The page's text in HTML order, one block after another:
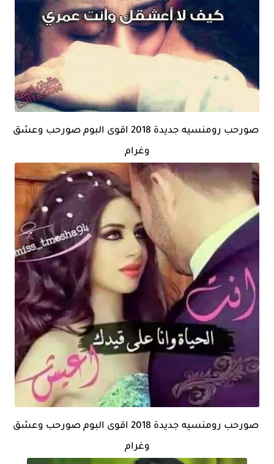
صورحب رومنسيه جديدة 2018 اقوى البوم صورحب وعشق
وغرام
صورحب رومنسيه جديدة 2018 اقوى البوم صورحب وعشق
وغرام